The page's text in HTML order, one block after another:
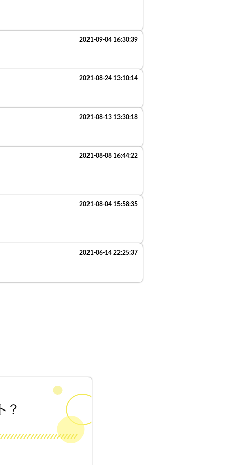
2021-09-04 16:30:39
2021-08-24 13:10:14
2021-08-13 13:30:18
2021-08-08 16:44:22
2021-08-04 15:58:35
2021-06-14 22:25:37